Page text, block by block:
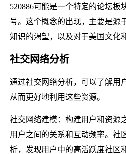
520886可能是一个特定的论坛板
号。这个概念的出现，主要是源
知识的渴望，以及对于美国文化
社交网络分析
通过社交网络分析，可以了解用
从而更好地利用这些资源。
社交网络建模：构建用户和资源
用户之间的关系和互动频率。社
析，发现用户中的高活跃度社区